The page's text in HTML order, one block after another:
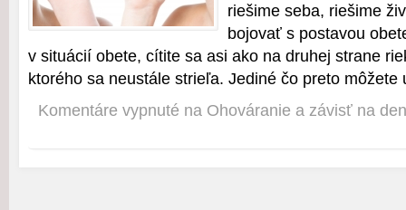
riešime seba, riešime
bojovať s postavou
v situácií obete, cítite sa asi ako na druhej strane
ktorého sa neustále strieľa. Jediné čo preto
Komentáre vypnuté na Ohováranie a závisť na